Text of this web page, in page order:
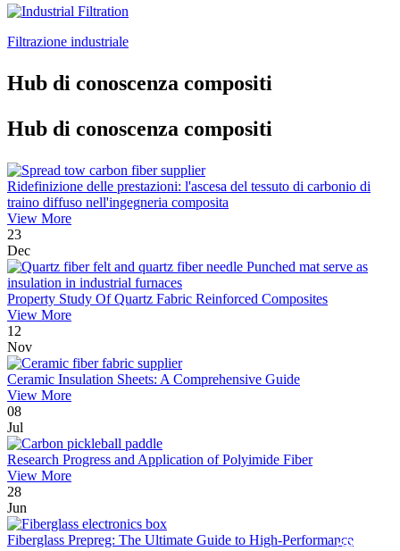
Filtrazione industriale
Hub di conoscenza compositi
Hub di conoscenza compositi
Ridefinizione delle prestazioni: l'ascesa del tessuto di carbonio di
traino diffuso nell'ingegneria composita
View More
23
Dec
Property Study Of Quartz Fabric Reinforced Composites
View More
12
Nov
Ceramic Insulation Sheets: A Comprehensive Guide
View More
08
Jul
Research Progress and Application of Polyimide Fiber
View More
28
Jun
Fiberglass Prepreg: The Ultimate Guide to High-Performance